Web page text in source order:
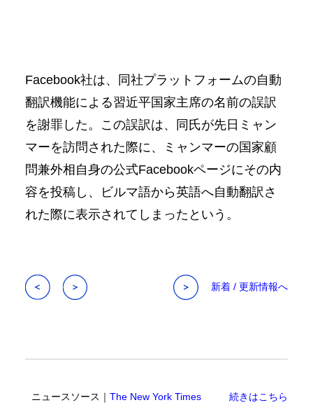
Facebook社は、同社プラットフォームの自動
翻訳機能による習近平国家主席の名前の誤訳
を謝罪した。この誤訳は、同氏が先日ミャン
マーを訪問された際に、ミャンマーの国家顧
問兼外相自身の公式Facebookページにその内
容を投稿し、ビルマ語から英語へ自動翻訳さ
れた際に表示されてしまったという。
新着 / 更新情報へ
ニュースソース｜The New York Times 続きはこちら